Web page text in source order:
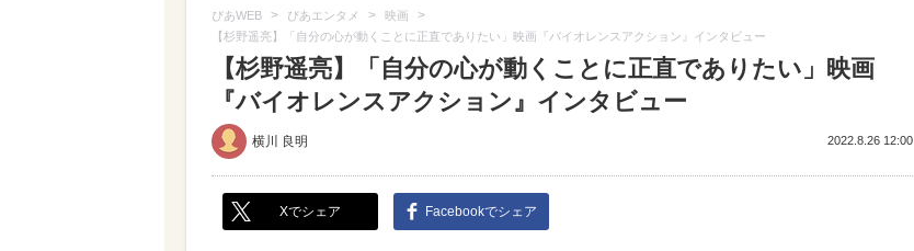
ぴあWEB > ぴあエンタメ > 映画 >
【杉野遥亮】「自分の心が動くことに正直でありたい」映画『バイオレンスアクション』インタビュー
【杉野遥亮】「自分の心が動くことに正直でありたい」映画
『バイオレンスアクション』インタビュー
横川 良明 2022.8.26 12:00
Xでシェア Facebookでシェア